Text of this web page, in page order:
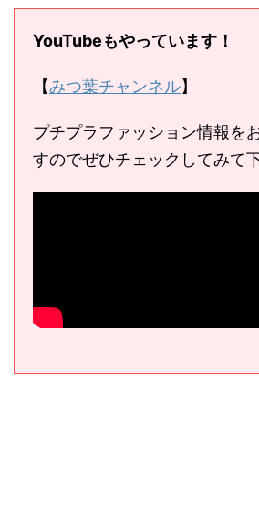
YouTubeもやっています！
【みつ葉チャンネル】
プチプラファッション情報を
すのでぜひチェックしてみて